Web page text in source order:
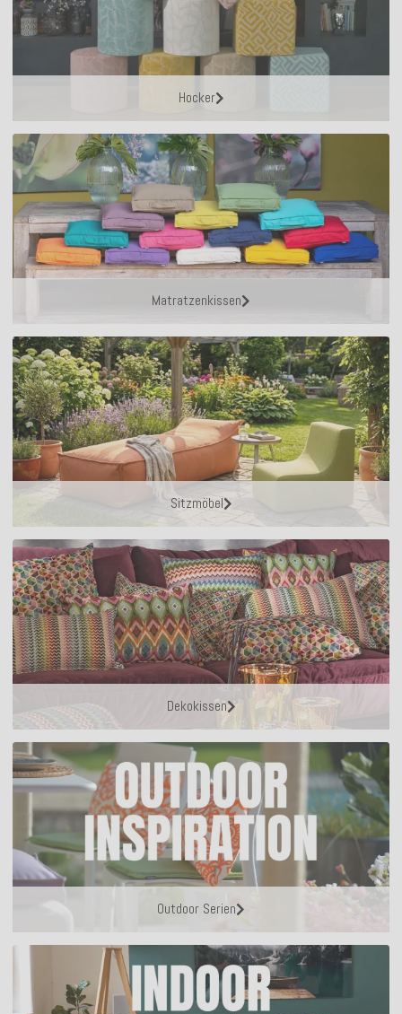
Hocker
Matratzenkissen
Sitzmöbel
Dekokissen
Outdoor Serien